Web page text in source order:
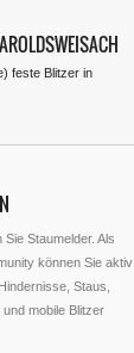
feste Blitzer in
Staumelder. Als
können Sie aktiv
Staus,
mobile Blitzer